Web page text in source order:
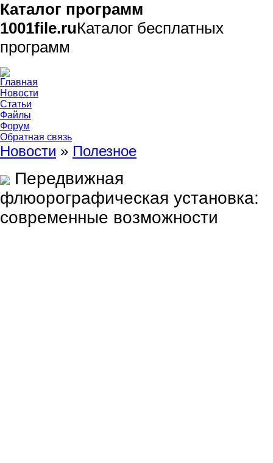
Каталог программ
1001file.ruКаталог бесплатных
программ
Главная
Новости
Статьи
Файлы
Форум
Обратная связь
Новости » Полезное
Передвижная
флюорографическая установка:
современные возможности